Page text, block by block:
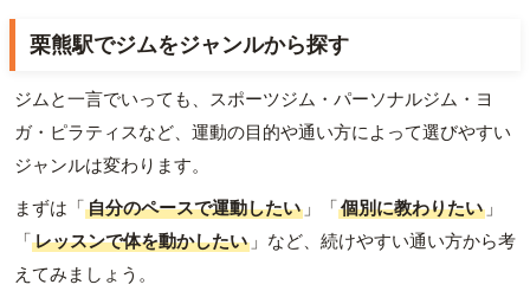
栗熊駅でジムをジャンルから探す
ジムと一言でいっても、スポーツジム・パーソナルジム・ヨ
ガ・ピラティスなど、運動の目的や通い方によって選びやすい
ジャンルは変わります。
まずは「自分のペースで運動したい 」「個別に教わりたい 」
「レッスンで体を動かしたい 」など、続けやすい通い方から考
えてみましょう。